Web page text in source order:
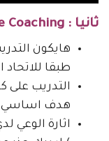
ثانيا : Life Coaching
هايكون
طبقا للاتحاد
التدريب
هدف اساسي
اثارة الوعي